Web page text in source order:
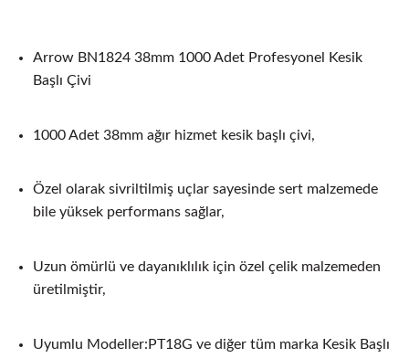
Arrow BN1824 38mm 1000 Adet Profesyonel Kesik
Başlı Çivi
1000 Adet 38mm ağır hizmet kesik başlı çivi,
Özel olarak sivriltilmiş uçlar sayesinde sert malzemede
bile yüksek performans sağlar,
Uzun ömürlü ve dayanıklılık için özel çelik malzemeden
üretilmiştir,
Uyumlu Modeller:PT18G ve diğer tüm marka Kesik Başlı